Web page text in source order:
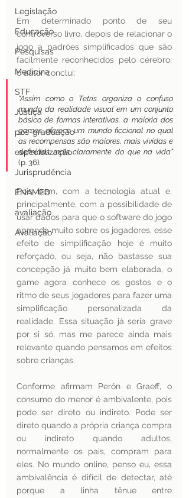
Legislação
Educação
Pesquisas
Medicina
STF
Justiça
pos-graduação
especialização
Jurisprudência
ENAMED
avaliação
Avaliação
Em determinado ponto de seu
controverso livro, depois de relacionar o
jogo a padrões simplificados que são
facilmente reconhecidos pelo cérebro,
o autor conclui:
“Assim como o Tetris organiza o confuso
mundo da realidade visual em um conjunto
básico de formas interativas, a maioria dos
games oferece um mundo ficcional no qual
as recompensas são maiores, mais vívidas e
definidas mais claramente do que na vida”
(p. 36).
Pois bem, com a tecnologia atual e,
principalmente, com a possibilidade de
usar dados para que o software do jogo
aprenda muito sobre os jogadores, esse
efeito de simplificação hoje é muito
reforçado, ou seja, não bastasse sua
concepção já muito bem elaborada, o
game agora conhece os gostos e o
ritmo de seus jogadores para fazer uma
simplificação personalizada da
realidade. Essa situação já seria grave
por si só, mas me parece ainda mais
relevante quando pensamos em efeitos
sobre crianças.
Conforme afirmam Perón e Graeff, o
consumo do menor é ambivalente, pois
pode ser direto ou indireto. Pode ser
direto quando a própria criança compra
ou indireto quando adultos,
normalmente os pais, compram para
eles. No mundo online, penso eu, essa
ambivalência é difícil de detectar, até
porque a linha tênue entre